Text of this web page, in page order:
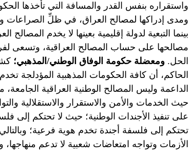
واستقراره بنفس القدر والمسافة التي تأخذها
ومدى إدراكها لمصالح العراق، في ظلِّ الصراعات
بينما التبعية لدولة إقليمية بعينها لا يخدم
مصالحها على حساب المصالح العراقية، وتسعى
الحل. ومعضلة حكومة الوفاق الوطني/المذهبي؛
الحاكم، أن كافة الحكومات المذهبية المؤدلجة
الداعمة وليس المصالح الوطنية العراقية
حيث الخدمات والأمن والاستقرار والاستقلالية
على تنفيذ الأجندات الوطنية؛ حيث لا تحتكم إلى
تحتكم إلى فلسفة أجندة تخدم هوية فرعية؛
الأزمات وتواجه امتعاضات شعبية لا تدعم